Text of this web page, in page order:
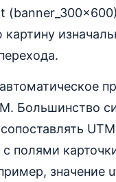
Большинство
полями
значение